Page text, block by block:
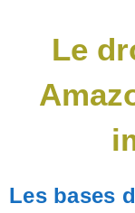
Le
Les bases